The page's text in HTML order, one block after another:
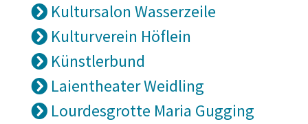
Kultursalon Wasserzeile
Kulturverein Höflein
Künstlerbund
Laientheater Weidling
Lourdesgrotte Maria Gugging